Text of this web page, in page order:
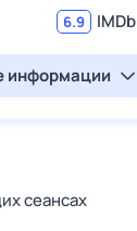
6.9 IMDb
информации
сеансах